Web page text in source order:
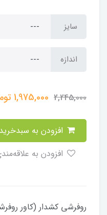
سایز
اندازه
2,245,000
1,975,000
​​​​روفرشی کشدار (کاور